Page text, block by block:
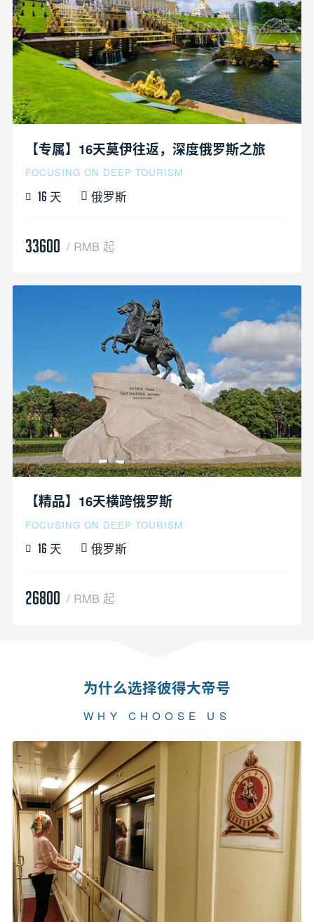
【专属】16天莫伊往返，深度俄罗斯之旅
FOCUSING ON DEEP TOURISM
16 天 俄罗斯
33600 / RMB 起
【精品】16天横跨俄罗斯
FOCUSING ON DEEP TOURISM
16 天 俄罗斯
26800 / RMB 起
为什么选择彼得大帝号
WHY CHOOSE US